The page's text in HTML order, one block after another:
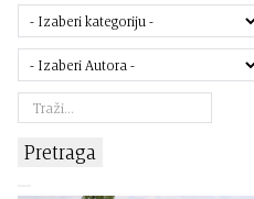
Pretraga